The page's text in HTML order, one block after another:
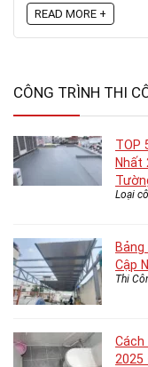
READ MORE +
CÔNG TRÌNH THI
TOP
Nhất
Loại
Cập
Thi
Cách
2025